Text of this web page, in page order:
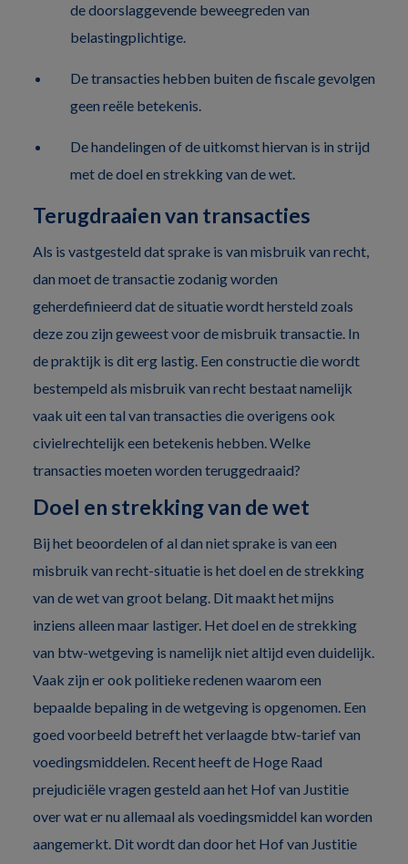
de doorslaggevende beweegreden van
belastingplichtige.
De transacties hebben buiten de fiscale gevolgen
geen reële betekenis.
De handelingen of de uitkomst hiervan is in strijd
met de doel en strekking van de wet.
Terugdraaien van transacties
Als is vastgesteld dat sprake is van misbruik van recht,
dan moet de transactie zodanig worden
geherdefinieerd dat de situatie wordt hersteld zoals
deze zou zijn geweest voor de misbruik transactie. In
de praktijk is dit erg lastig. Een constructie die wordt
bestempeld als misbruik van recht bestaat namelijk
vaak uit een tal van transacties die overigens ook
civielrechtelijk een betekenis hebben. Welke
transacties moeten worden teruggedraaid?
Doel en strekking van de wet
Bij het beoordelen of al dan niet sprake is van een
misbruik van recht-situatie is het doel en de strekking
van de wet van groot belang. Dit maakt het mijns
inziens alleen maar lastiger. Het doel en de strekking
van btw-wetgeving is namelijk niet altijd even duidelijk.
Vaak zijn er ook politieke redenen waarom een
bepaalde bepaling in de wetgeving is opgenomen. Een
goed voorbeeld betreft het verlaagde btw-tarief van
voedingsmiddelen. Recent heeft de Hoge Raad
prejudiciële vragen gesteld aan het Hof van Justitie
over wat er nu allemaal als voedingsmiddel kan worden
aangemerkt. Dit wordt dan door het Hof van Justitie